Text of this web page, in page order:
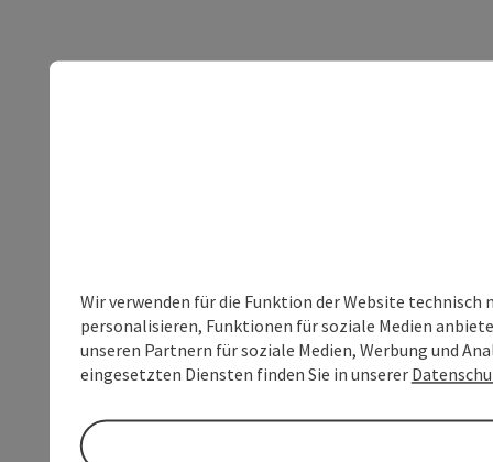
Wir verwenden für die Funktion der Website
personalisieren, Funktionen für soziale Medien
unseren Partnern für soziale Medien, Werbung und
eingesetzten Diensten finden Sie in unserer